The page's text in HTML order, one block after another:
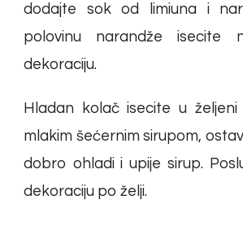
dodajte sok od limiuna i
polovinu narandže isecite
dekoraciju.
Hladan kolač isecite u
mlakim šećernim sirupom,
dobro ohladi i upije sirup.
dekoraciju po želji.